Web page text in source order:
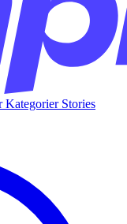
Kategorier Stories